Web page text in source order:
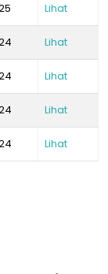
Lihat
Lihat
Lihat
Lihat
Lihat